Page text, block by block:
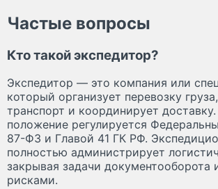
Частые вопросы
Кто такой экспедитор?
Экспедитор — это компания или
который организует перевозку
транспорт и координирует
положение регулируется
87-ФЗ и Главой 41 ГК РФ.
полностью администрирует
закрывая задачи документооборота
рисками.